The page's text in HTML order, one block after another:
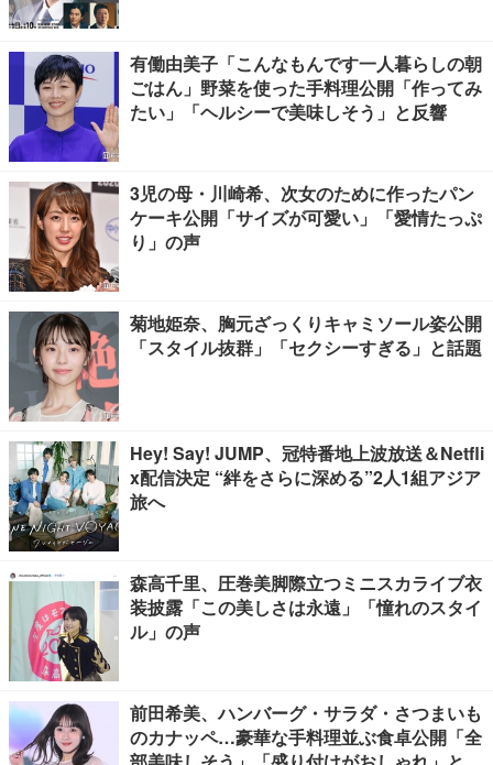
有働由美子「こんなもんです一人暮らしの朝
ごはん」野菜を使った手料理公開「作ってみ
たい」「ヘルシーで美味しそう」と反響
3児の母・川崎希、次女のために作ったパン
ケーキ公開「サイズが可愛い」「愛情たっぷ
り」の声
菊地姫奈、胸元ざっくりキャミソール姿公開
「スタイル抜群」「セクシーすぎる」と話題
Hey! Say! JUMP、冠特番地上波放送＆Netfli
x配信決定 “絆をさらに深める”2人1組アジア
旅へ
森高千里、圧巻美脚際立つミニスカライブ衣
装披露「この美しさは永遠」「憧れのスタイ
ル」の声
前田希美、ハンバーグ・サラダ・さつまいも
のカナッペ…豪華な手料理並ぶ食卓公開「全